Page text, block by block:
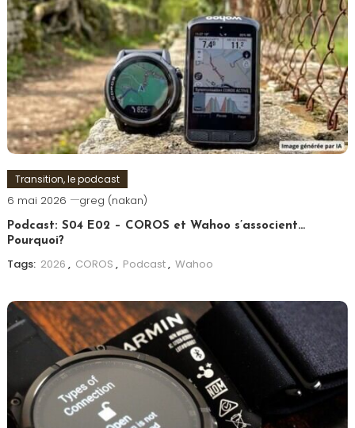
Transition, le podcast
6 mai 2026 greg (nakan)
Podcast: S04 E02 – COROS et Wahoo s’associent…
Pourquoi?
Tags: 2026 , COROS , Podcast, Wahoo